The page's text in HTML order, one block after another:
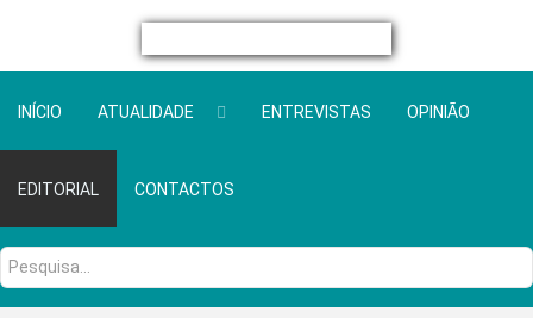
INÍCIO ATUALIDADE ENTREVISTAS OPINIÃO
EDITORIAL CONTACTOS
Pesquisa...